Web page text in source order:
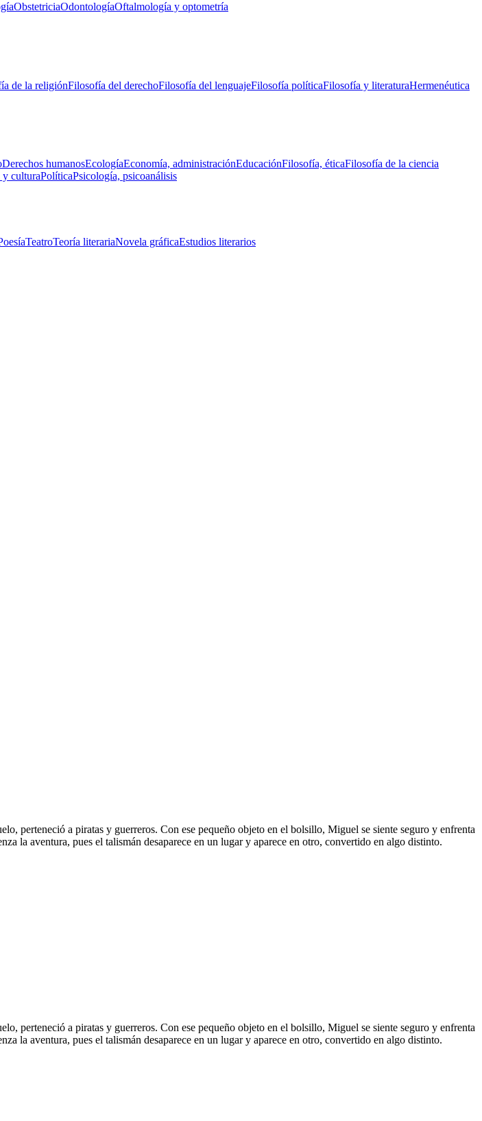
ObstetriciaOdontologíaOftalmología y optometría
de la religiónFilosofía del derechoFilosofía del lenguajeFilosofía políticaFilosofía y literaturaHermenéutica
Derechos humanosEcologíaEconomía, administraciónEducaciónFilosofía, éticaFilosofía de la ciencia
y culturaPolíticaPsicología, psicoanálisis
TeatroTeoría literariaNovela gráficaEstudios literarios
perteneció a piratas y guerreros. Con ese pequeño objeto en el bolsillo, Miguel se siente seguro y enfrenta
la aventura, pues el talismán desaparece en un lugar y aparece en otro, convertido en algo distinto.
perteneció a piratas y guerreros. Con ese pequeño objeto en el bolsillo, Miguel se siente seguro y enfrenta
la aventura, pues el talismán desaparece en un lugar y aparece en otro, convertido en algo distinto.